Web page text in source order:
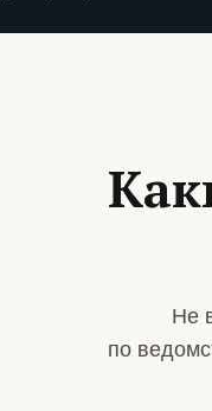
Не
по